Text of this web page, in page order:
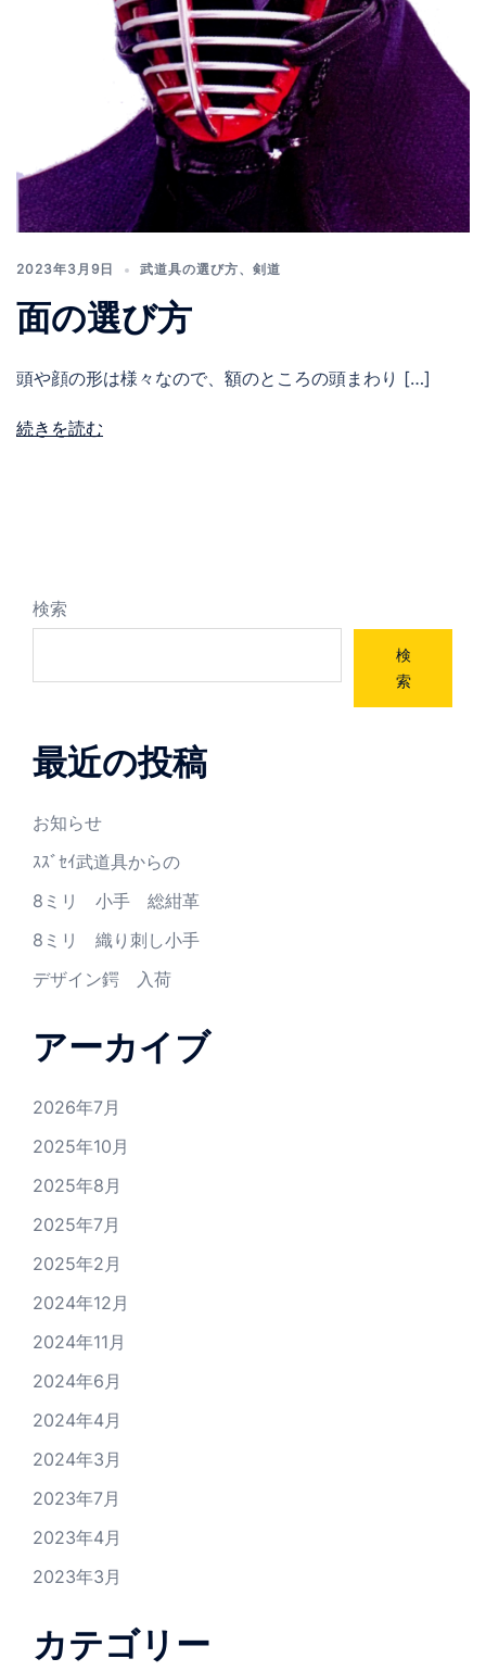
2023年3月9日 武道具の選び方、 剣道
面の選び方
頭や顔の形は様々なので、額のところの頭まわり […]
続きを読む
検索
検
索
最近の投稿
お知らせ
ｽｽﾞｾｲ武道具からの
8ミリ 小手 総紺革
8ミリ 織り刺し小手
デザイン鍔 入荷
アーカイブ
2026年7月
2025年10月
2025年8月
2025年7月
2025年2月
2024年12月
2024年11月
2024年6月
2024年4月
2024年3月
2023年7月
2023年4月
2023年3月
カテゴリー